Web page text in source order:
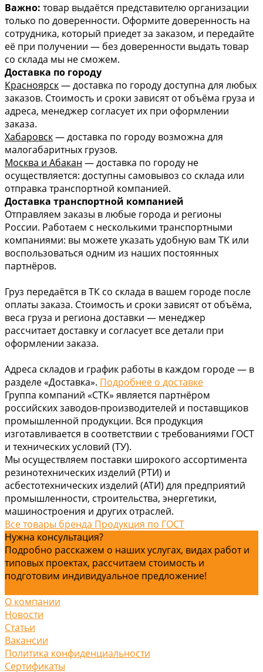
Важно: товар выдаётся представителю организации
только по доверенности. Оформите доверенность на
сотрудника, который приедет за заказом, и передайте
её при получении — без доверенности выдать товар
со склада мы не сможем.
Доставка по городу
Красноярск— доставка по городу доступна для любых
заказов. Стоимость и сроки зависят от объёма груза и
адреса, менеджер согласует их при оформлении
заказа.
Хабаровск— доставка по городу возможна для
малогабаритных грузов.
Москва и Абакан — доставка по городу не
осуществляется: доступны самовывоз со склада или
отправка транспортной компанией.
Доставка транспортной компанией
Отправляем заказы в любые города и регионы
России. Работаем с несколькими транспортными
компаниями: вы можете указать удобную вам ТК или
воспользоваться одним из наших постоянных
партнёров.
Груз передаётся в ТК со склада в вашем городе после
оплаты заказа. Стоимость и сроки зависят от объёма,
веса груза и региона доставки — менеджер
рассчитает доставку и согласует все детали при
оформлении заказа.
Адреса складов и график работы в каждом городе — в
разделе «Доставка». Подробнее о доставке
Группа компаний «СТК» является партнёром
российских заводов-производителей и поставщиков
промышленной продукции. Вся продукция
изготавливается в соответствии с требованиями ГОСТ
и технических условий (ТУ).
Мы осуществляем поставки широкого ассортимента
резинотехнических изделий (РТИ) и
асбестотехнических изделий (АТИ) для предприятий
промышленности, строительства, энергетики,
машиностроения и других отраслей.
Все товары бренда Продукция по ГОСТ
Нужна консультация?
Подробно расскажем о наших услугах, видах работ и
типовых проектах, рассчитаем стоимость и
подготовим индивидуальное предложение!
О компании
Новости
Статьи
Вакансии
Политика конфиденциальности
Сертификаты